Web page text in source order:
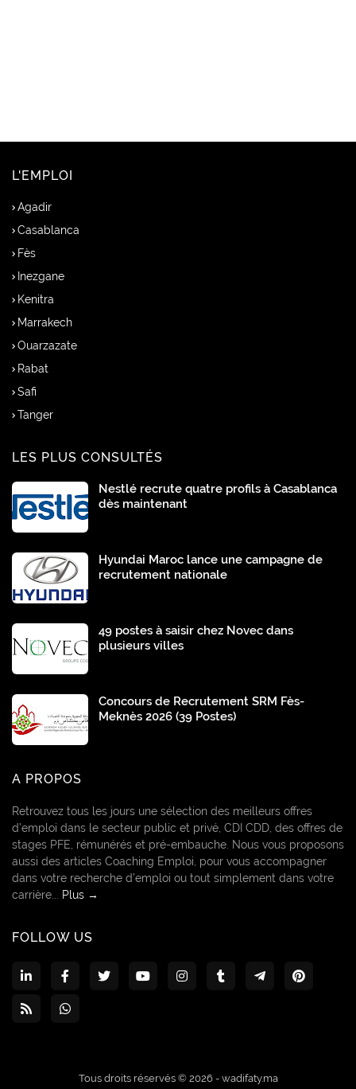
L'EMPLOI
Agadir
Casablanca
Fès
Inezgane
Kenitra
Marrakech
Ouarzazate
Rabat
Safi
Tanger
LES PLUS CONSULTÉS
Nestlé recrute quatre profils à Casablanca
dès maintenant
Hyundai Maroc lance une campagne de
recrutement nationale
49 postes à saisir chez Novec dans
plusieurs villes
Concours de Recrutement SRM Fès-
Meknès 2026 (39 Postes)
A PROPOS
Retrouvez tous les jours une sélection des meilleurs offres
d’emploi dans le secteur public et privé, CDI CDD, des offres de
stages PFE, rémunérés et pré-embauche. Nous vous proposons
aussi des articles Coaching Emploi, pour vous accompagner
dans votre recherche d’emploi ou tout simplement dans votre
carrière...
Plus →
FOLLOW US
Tous droits réservés © 2026 - wadifaty.ma